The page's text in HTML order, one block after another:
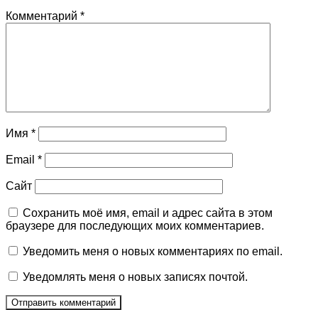
Комментарий *
Имя *
Email *
Сайт
Сохранить моё имя, email и адрес сайта в этом
браузере для последующих моих комментариев.
Уведомить меня о новых комментариях по email.
Уведомлять меня о новых записях почтой.